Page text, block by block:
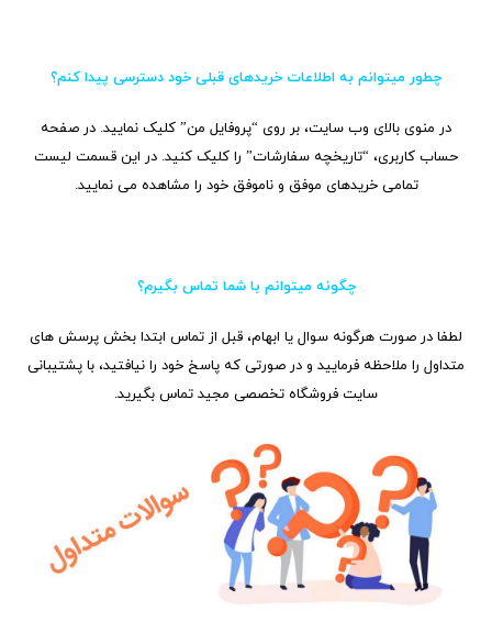
چطور میتوانم به اطلاعات خریدهای قبلی خود دسترسی پیدا کنم؟
در منوی بالای وب سایت، بر روی “پروفایل من” کلیک نمایید. در صفحه
حساب کاربری، “تاریخچه سفارشات” را کلیک کنید. در این قسمت لیست
تمامی خریدهای موفق و ناموفق خود را مشاهده می نمایید.
چگونه میتوانم با شما تماس بگیرم؟
لطفا در صورت هرگونه سوال یا ابهام، قبل از تماس ابتدا بخش پرسش های
متداول را ملاحظه فرمایید و در صورتی که پاسخ خود را نیافتید، با پشتیبانی
سایت فروشگاه تخصصی مجید تماس بگیرید.